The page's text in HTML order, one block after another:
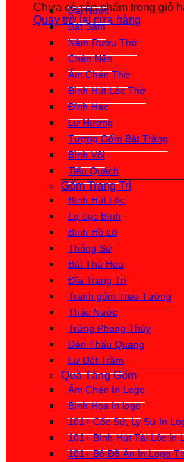
Chưa có sản phẩm trong giỏ
Quay trở lại cửa hàng
Đài Nước
Bát Sâm
Nậm Rượu Thờ
Chân Nến
Ấm Chén Thờ
Bình Hút Lộc Thờ
Đỉnh Hạc
Lư Hương
Tượng Gốm Bát Tràng
Bình Vôi
Tiểu Quách
Gốm Trang Trí
Bình Hút Lộc
Lọ Lục Bình
Bình Hồ Lô
Thống Sứ
Bát Thả Hoa
Đĩa Trang Trí
Tranh gốm Treo Tường
Thác Nước
Trứng Phong Thủy
Đèn Thấu Quang
Lư Đốt Trầm
Quà Tặng Gốm
Ấm Chén In Logo
Bình Hoa in logo
101+ Cốc Sứ, Ly Sứ In
101+ Bình Hút Tài Lộc in
101+ Bộ Đồ Ăn In Logo